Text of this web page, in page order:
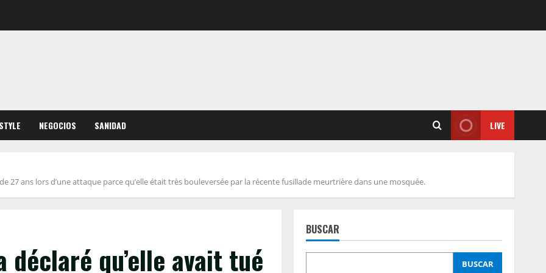
NEGOCIOS SANIDAD LIVE
27 ans lors d’une attaque parce qu’elle était très bouleversée par la récente fusillade meurtrière dans une mosquée.
déclaré qu’elle avait tué
BUSCAR
BUSCAR